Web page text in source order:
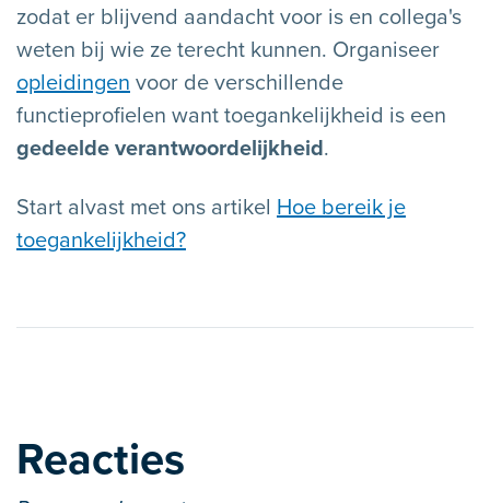
zodat er blijvend aandacht voor is en collega's
weten bij wie ze terecht kunnen. Organiseer
opleidingen voor de verschillende
functieprofielen want toegankelijkheid is een
gedeelde verantwoordelijkheid.
Start alvast met ons artikel Hoe bereik je
toegankelijkheid?
Reacties